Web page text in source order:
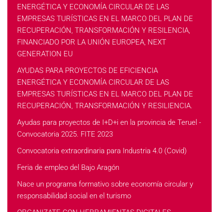
ENERGÉTICA Y ECONOMÍA CIRCULAR DE LAS
EMPRESAS TURÍSTICAS EN EL MARCO DEL PLAN DE
RECUPERACIÓN, TRANSFORMACIÓN Y RESILENCIA,
FINANCIADO POR LA UNIÓN EUROPEA, NEXT
GENERATION EU
AYUDAS PARA PROYECTOS DE EFICIENCIA
ENERGÉTICA Y ECONOMÍA CIRCULAR DE LAS
EMPRESAS TURÍSTICAS EN EL MARCO DEL PLAN DE
RECUPERACIÓN, TRANSFORMACIÓN Y RESILIENCIA.
Ayudas para proyectos de I+D+i en la provincia de Teruel -
Convocatoria 2025. FITE 2023
Convocatoria extraordinaria para Industria 4.0 (Covid)
Feria de empleo del Bajo Aragón
Nace un programa formativo sobre economía circular y
responsabilidad social en el turismo